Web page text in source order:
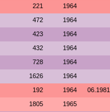
221 1964
472 1964
423 1964
432 1964
728 1964
1626 1964
192 1964 06.1981
1805 1965